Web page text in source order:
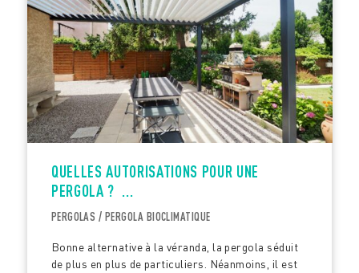
QUELLES AUTORISATIONS POUR UNE
PERGOLA ? ...
PERGOLAS / PERGOLA BIOCLIMATIQUE
Bonne alternative à la véranda, la pergola séduit
de plus en plus de particuliers. Néanmoins, il est